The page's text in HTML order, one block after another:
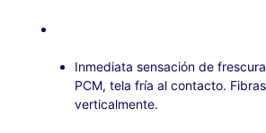
Inmediata sensación de
PCM, tela fría al contacto.
verticalmente.